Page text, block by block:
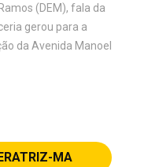
(DEM), fala da
gerou para a
da Avenida Manoel
MA